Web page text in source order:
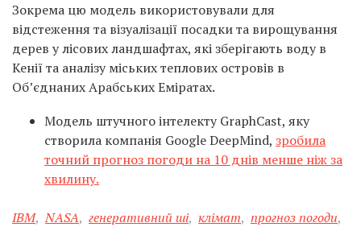
Зокрема цю модель використовували для
відстеження та візуалізації посадки та вирощування
дерев у лісових ландшафтах, які зберігають воду в
Кенії та аналізу міських теплових островів в
Об’єднаних Арабських Еміратах.
Модель штучного інтелекту GraphCast, яку
створила компанія Google DeepMind, зробила
точний прогноз погоди на 10 днів менше ніж за
хвилину.
IBM, NASA, генеративний ші, клімат, прогноз погоди,